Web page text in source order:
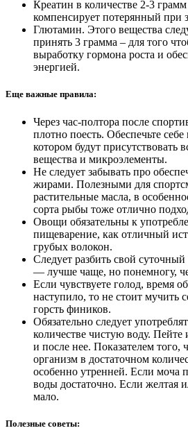
Креатин в количестве 2-3
компенсирует потерянный при
Глютамин. Этого вещества
принять 3 грамма – для того
выработку гормона роста и
энергией.
Еще важные правила:
Через час-полтора после
плотно поесть. Обеспечьте
котором будут присутствовать
вещества и микроэлементы.
Не следует забывать про
жирами. Полезными для
растительные масла, в
сорта рыбы тоже отлично
Овощи обязательны к
пищеварение, как отличный
грубых волокон.
Следует разбить свой
— лучше чаще, но понемногу,
Если чувствуете голод, время
наступило, то не стоит мучить
горсть фиников.
Обязательно следует
количестве чистую воду. Пейте
и после нее. Показателем того,
организм в достаточном
особенно утренней. Если моча
воды достаточно. Если желтая
мало.
Полезные советы: